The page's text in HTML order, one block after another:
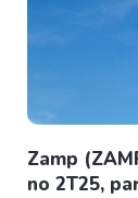
Zamp
no 2T25,